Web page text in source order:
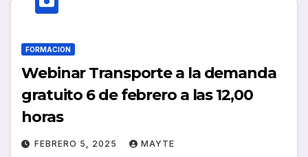
FORMACION
Webinar Transporte a la demanda
gratuito 6 de febrero a las 12,00
horas
FEBRERO 5, 2025 MAYTE